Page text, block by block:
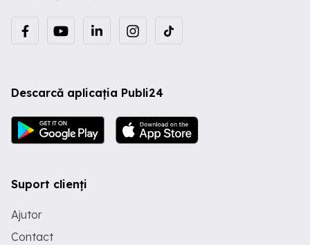
Descarcă aplicația Publi24
Suport clienți
Ajutor
Contact